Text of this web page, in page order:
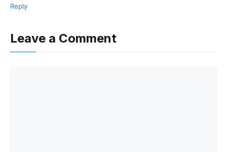
Reply
Leave a Comment